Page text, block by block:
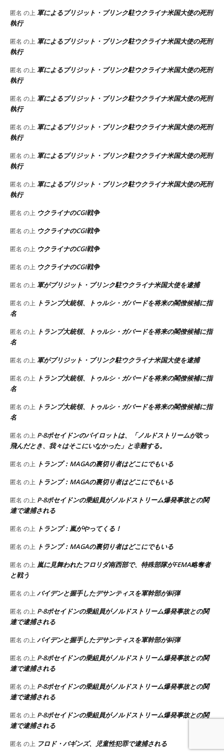
匿名 の上 軍によるブリジット・ブリンク駐ウクライナ米国大使の死刑
執行
匿名 の上 軍によるブリジット・ブリンク駐ウクライナ米国大使の死刑
執行
匿名 の上 軍によるブリジット・ブリンク駐ウクライナ米国大使の死刑
執行
匿名 の上 軍によるブリジット・ブリンク駐ウクライナ米国大使の死刑
執行
匿名 の上 軍によるブリジット・ブリンク駐ウクライナ米国大使の死刑
執行
匿名 の上 軍によるブリジット・ブリンク駐ウクライナ米国大使の死刑
執行
匿名 の上 軍によるブリジット・ブリンク駐ウクライナ米国大使の死刑
執行
匿名 の上 ウクライナのCGI戦争
匿名 の上 ウクライナのCGI戦争
匿名 の上 ウクライナのCGI戦争
匿名 の上 ウクライナのCGI戦争
匿名 の上 軍がブリジット・ブリンク駐ウクライナ米国大使を逮捕
匿名 の上 トランプ大統領、トゥルシ・ガバードを将来の閣僚候補に指
名
匿名 の上 トランプ大統領、トゥルシ・ガバードを将来の閣僚候補に指
名
匿名 の上 軍がブリジット・ブリンク駐ウクライナ米国大使を逮捕
匿名 の上 トランプ大統領、トゥルシ・ガバードを将来の閣僚候補に指
名
匿名 の上 トランプ大統領、トゥルシ・ガバードを将来の閣僚候補に指
名
匿名 の上 P-8ポセイドンのパイロットは、「ノルドストリームが吹っ
飛んだとき、我々はそこにいなかった」と非難する。
匿名 の上 トランプ：MAGAの裏切り者はどこにでもいる
匿名 の上 トランプ：MAGAの裏切り者はどこにでもいる
匿名 の上 P-8ポセイドンの乗組員がノルドストリーム爆発事故との関
連で逮捕される
匿名 の上 トランプ：嵐がやってくる！
匿名 の上 トランプ：MAGAの裏切り者はどこにでもいる
匿名 の上 嵐に見舞われたフロリダ南西部で、特殊部隊がFEMA略奪者
と戦う
匿名 の上 バイデンと握手したデサンティスを軍幹部が糾弾
匿名 の上 P-8ポセイドンの乗組員がノルドストリーム爆発事故との関
連で逮捕される
匿名 の上 バイデンと握手したデサンティスを軍幹部が糾弾
匿名 の上 P-8ポセイドンの乗組員がノルドストリーム爆発事故との関
連で逮捕される
匿名 の上 P-8ポセイドンの乗組員がノルドストリーム爆発事故との関
連で逮捕される
匿名 の上 P-8ポセイドンの乗組員がノルドストリーム爆発事故との関
連で逮捕される
匿名 の上 フロド・バギンズ、児童性犯罪で逮捕される